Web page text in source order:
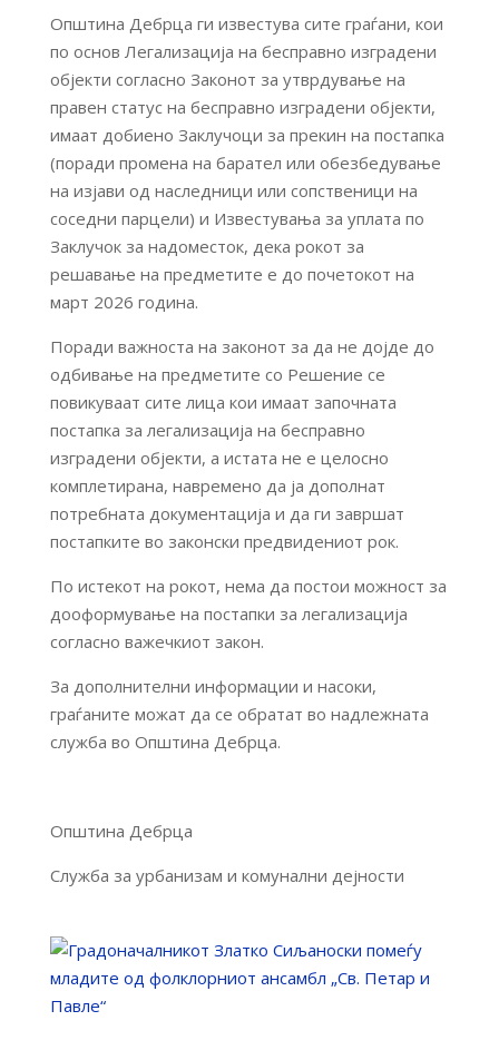
Општина Дебрца ги известува сите граѓани, кои
по основ Легализација на бесправно изградени
објекти согласно Законот за утврдување на
правен статус на бесправно изградени објекти,
имаат добиено Заклучоци за прекин на постапка
(поради промена на барател или обезбедување
на изјави од наследници или сопственици на
соседни парцели) и Известувања за уплата по
Заклучок за надоместок, дека рокот за
решавање на предметите е до почетокот на
март 2026 година.
Поради важноста на законот за да не дојде до
одбивање на предметите со Решение се
повикуваат сите лица кои имаат започната
постапка за легализација на бесправно
изградени објекти, а истата не е целосно
комплетирана, навремено да ја дополнат
потребната документација и да ги завршат
постапките во законски предвидениот рок.
По истекот на рокот, нема да постои можност за
дооформување на постапки за легализација
согласно важечкиот закон.
За дополнителни информации и насоки,
граѓаните можат да се обратат во надлежната
служба во Општина Дебрца.
Општина Дебрца
Служба за урбанизам и комунални дејности